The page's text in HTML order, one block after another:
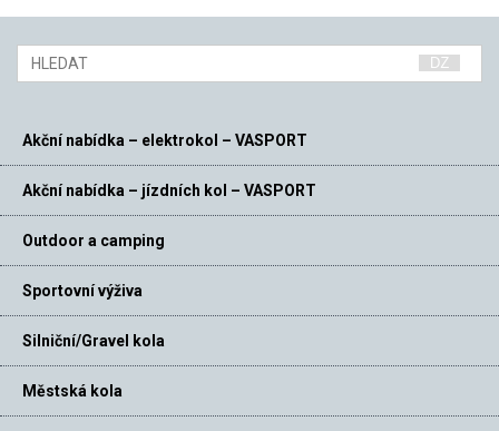
Akční nabídka – elektrokol – VASPORT
Akční nabídka – jízdních kol – VASPORT
Outdoor a camping
Sportovní výživa
Silniční/Gravel kola
Městská kola